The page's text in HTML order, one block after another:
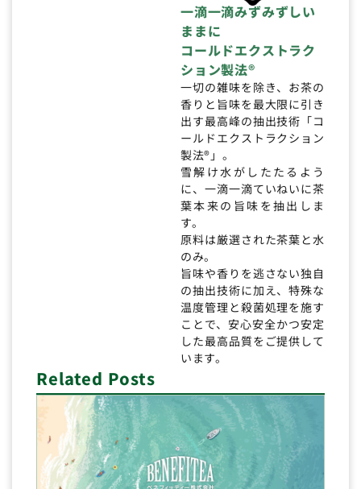
一滴一滴みずみずしい
ままに
コールドエクストラク
ション製法®
一切の雑味を除き、お茶の
香りと旨味を最大限に引き
出す最高峰の抽出技術「コ
ールドエクストラクション
製法®」。
雪解け水がしたたるよう
に、一滴一滴ていねいに茶
葉本来の旨味を抽出しま
す。
原料は厳選された茶葉と水
のみ。
旨味や香りを逃さない独自
の抽出技術に加え、特殊な
温度管理と殺菌処理を施す
ことで、安心安全かつ安定
した最高品質をご提供して
います。
Related Posts